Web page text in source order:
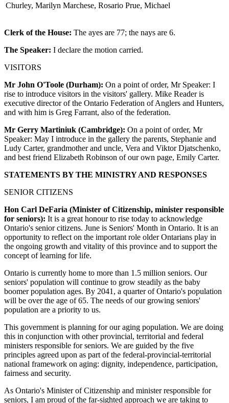
Churley, Marilyn Marchese, Rosario Prue, Michael
Clerk of the House: The ayes are 77; the nays are 6.
The Speaker: I declare the motion carried.
VISITORS
Mr John O'Toole (Durham): On a point of order, Mr Speaker: I
rise to introduce visitors in the visitors' gallery. Mike Reader is
executive director of the Ontario Federation of Anglers and Hunters,
and with him is Greg Farrant, also of the federation.
Mr Gerry Martiniuk (Cambridge): On a point of order, Mr
Speaker: May I introduce in the gallery the parents, Stephanie and
Ludy Carter, grandmother and uncle, Vera and Viktor Djatschenko,
and best friend Elizabeth Robinson of our own page, Emily Carter.
STATEMENTS BY THE MINISTRY AND RESPONSES
SENIOR CITIZENS
Hon Carl DeFaria (Minister of Citizenship, minister responsible
for seniors): It is a great honour to rise today to acknowledge
Ontario's senior citizens. June is Seniors' Month in Ontario. It is an
opportunity to reflect on the important role older Ontarians play in
the ongoing growth and vitality of this province and to support the
concept of learning for life.
Ontario is currently home to more than 1.5 million seniors. Our
seniors' population will continue to grow steadily as the baby
boomer population ages. By 2041, a quarter of Ontario's population
will be over the age of 65. The needs of our growing seniors'
population are a priority to us.
This government is planning for our aging population. We are doing
this in conjunction with other provincial, territorial and federal
ministers responsible for seniors. We are guided by the five
principles agreed upon as part of the federal-provincial-territorial
national framework on aging: dignity, independence, participation,
fairness and security.
As Ontario's Minister of Citizenship and minister responsible for
seniors, I am proud of the far-sighted approach we are taking to